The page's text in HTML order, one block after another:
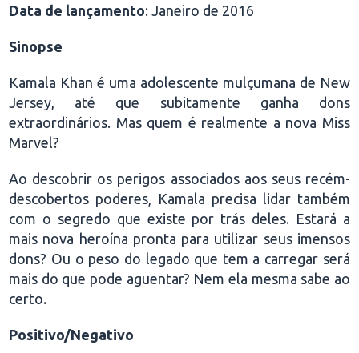
Data de lançamento: Janeiro de 2016
Sinopse
Kamala Khan é uma adolescente mulçumana de New
Jersey, até que subitamente ganha dons
extraordinários. Mas quem é realmente a nova Miss
Marvel?
Ao descobrir os perigos associados aos seus recém-
descobertos poderes, Kamala precisa lidar também
com o segredo que existe por trás deles. Estará a
mais nova heroína pronta para utilizar seus imensos
dons? Ou o peso do legado que tem a carregar será
mais do que pode aguentar? Nem ela mesma sabe ao
certo.
Positivo/Negativo